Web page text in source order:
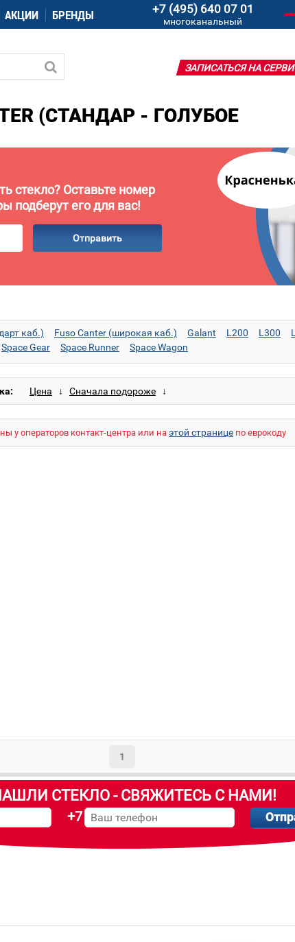
АКЦИИ БРЕНДЫ +7 (495) 640 07 01
многоканальный
ЗАПИСАТЬСЯ НА
(СТАНДАР - ГОЛУБОЕ
стекло? Оставьте номер
подберут его для вас!
Отправить
каб.) Fuso Canter (широкая каб.) Galant L200 L300
Space Gear Space Runner Space Wagon
у операторов контакт-центра или на этой странице по еврокоду
1
СТЕКЛО - СВЯЖИТЕСЬ С НАМИ!
+7